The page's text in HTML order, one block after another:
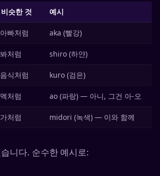
슷한 것 예시
빠처럼 aka (빨강)
처럼 shiro (하얀)
식처럼 kuro (검은)
처럼 ao (파랑) — 아니, 그건 아-오
처럼 midori (녹색) — 이와 함께
니다. 순수한 예시로: